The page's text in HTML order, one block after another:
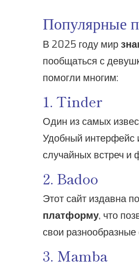
Популярные
В 2025 году мир
пообщаться с
помогли многим:
1. Tinder
Один из самых
Удобный интерфейс
случайных встреч и
2. Badoo
Этот сайт издавна
платформу, что
свои
3. Mamba